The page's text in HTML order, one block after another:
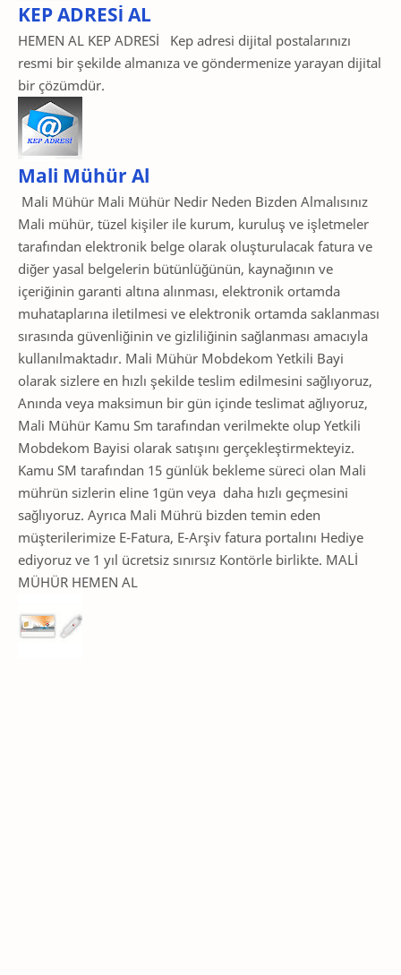
KEP ADRESİ AL
HEMEN AL KEP ADRESİ Kep adresi dijital postalarınızı
resmi bir şekilde almanıza ve göndermenize yarayan dijital
bir çözümdür.
Mali Mühür Al
Mali Mühür Mali Mühür Nedir Neden Bizden Almalısınız
Mali mühür, tüzel kişiler ile kurum, kuruluş ve işletmeler
tarafından elektronik belge olarak oluşturulacak fatura ve
diğer yasal belgelerin bütünlüğünün, kaynağının ve
içeriğinin garanti altına alınması, elektronik ortamda
muhataplarına iletilmesi ve elektronik ortamda saklanması
sırasında güvenliğinin ve gizliliğinin sağlanması amacıyla
kullanılmaktadır. Mali Mühür Mobdekom Yetkili Bayi
olarak sizlere en hızlı şekilde teslim edilmesini sağlıyoruz,
Anında veya maksimun bir gün içinde teslimat ağlıyoruz,
Mali Mühür Kamu Sm tarafından verilmekte olup Yetkili
Mobdekom Bayisi olarak satışını gerçekleştirmekteyiz.
Kamu SM tarafından 15 günlük bekleme süreci olan Mali
mührün sizlerin eline 1gün veya daha hızlı geçmesini
sağlıyoruz. Ayrıca Mali Mührü bizden temin eden
müşterilerimize E-Fatura, E-Arşiv fatura portalını Hediye
ediyoruz ve 1 yıl ücretsiz sınırsız Kontörle birlikte. MALİ
MÜHÜR HEMEN AL